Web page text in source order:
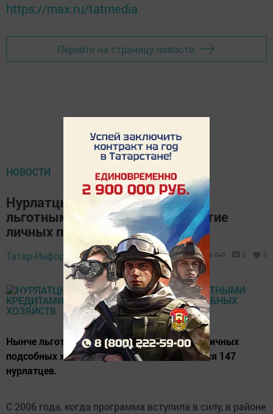
https://max.ru/tatmedia
Перейти на страницу новости
НОВОСТИ
Нурлатцы активно пользуются
льготными кредитами на развитие
личных подсобных хозяйств
Татар-Информ, 21 октября 2016 - 10:45 840 0 0
Нынче льготными кредитами на развитие личных
подсобных хозяйств успели воспользоваться 147
нурлатцев.
С 2006 года, когда программа вступила в силу, в районе